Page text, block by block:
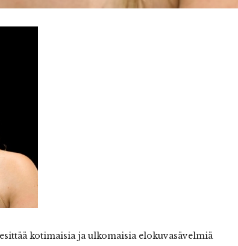
kotimaisia ja ulkomaisia elokuvasävelmiä